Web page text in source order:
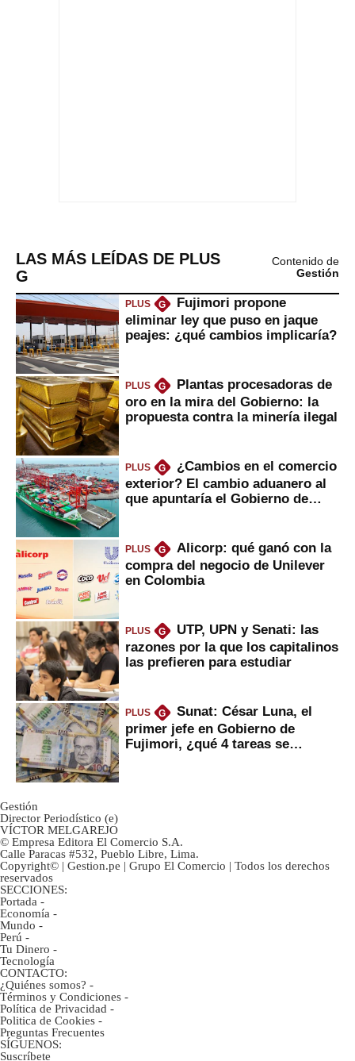
LAS MÁS LEÍDAS DE PLUS
G
Contenido de
Gestión
PLUS G
Fujimori propone
eliminar ley que puso en jaque
peajes: ¿qué cambios implicaría?
PLUS G
Plantas procesadoras de
oro en la mira del Gobierno: la
propuesta contra la minería ilegal
PLUS G
¿Cambios en el comercio
exterior? El cambio aduanero al
que apuntaría el Gobierno de
PLUS G
Alicorp: qué ganó con la
compra del negocio de Unilever
en Colombia
PLUS G
UTP, UPN y Senati: las
razones por la que los capitalinos
las prefieren para estudiar
PLUS G
Sunat: César Luna, el
primer jefe en Gobierno de
Fujimori, ¿qué 4 tareas se
Gestión
Director Periodístico (e)
VÍCTOR MELGAREJO
© Empresa Editora El Comercio S.A.
Calle Paracas #532, Pueblo Libre, Lima.
Copyright© | Gestion.pe | Grupo El Comercio | Todos los derechos
reservados
SECCIONES:
Portada -
Economía -
Mundo -
Perú -
Tu Dinero -
Tecnología
CONTACTO:
¿Quiénes somos? -
Términos y Condiciones -
Política de Privacidad -
Politica de Cookies -
Preguntas Frecuentes
SÍGUENOS:
Suscríbete